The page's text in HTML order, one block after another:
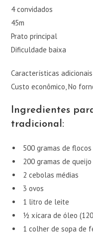
4 convidados
45m
Prato principal
Dificuldade baixa
Características
Custo econômico, No
Ingredientes
tradicional:
500 gramas de
200 gramas de
2 cebolas médias
3 ovos
1 litro de leite
½ xícara de óleo
1 colher de sopa de